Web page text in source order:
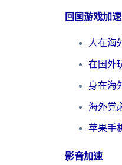
回国游戏加速
影音加速